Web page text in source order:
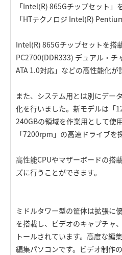
「Intel(R) 865Gチップセット
「HTテクノロジ Intel(R)
Intel(R) 865Gチップセットを搭
PC2700(DDR333) デュアル・
ATA 1.0対応」などの高性能化が
また、システム用とは別にデー
化を行いました。新モデルは「
240GBの領域を作業用として使
「7200rpm」の高速ドライブを
高性能CPUやマザーボードの搭
ズに行うことができます。
ミドルタワー型の筐体は拡張に
を搭載し、ビデオのキャプチャ
トールされています。高度な編
編集パソコンです。ビデオ制作